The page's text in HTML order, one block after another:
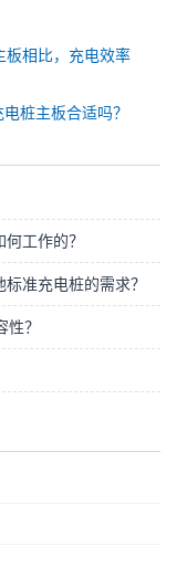
板相比，充电效率
桩主板合适吗？
工作的？
准充电桩的需求？
？